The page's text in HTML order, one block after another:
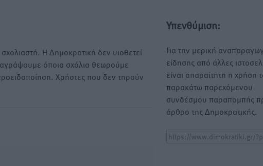
Η Δημοκρατική δεν υιοθετεί
όποια σχόλια θεωρούμε
Χρήστες που δεν τηρούν
Υπενθύμιση:
Για την μερική
είδησης από άλλες
είναι απαραίτητη η χρήση
παρακάτω παρεχόμενου
συνδέσμου παραπομπής
άρθρο της Δημοκρατικής.